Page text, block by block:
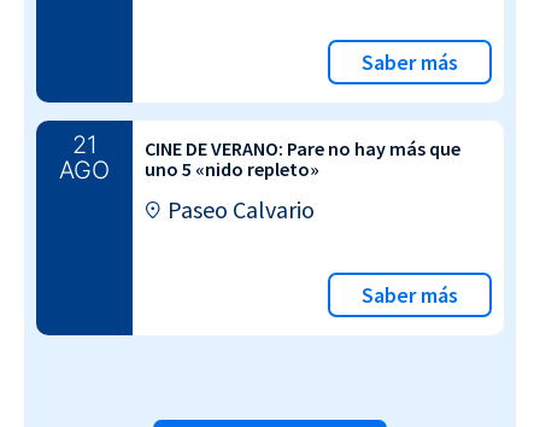
Saber más
21
AGO
CINE DE VERANO: Pare no hay más que
uno 5 «nido repleto»
Paseo Calvario
Saber más